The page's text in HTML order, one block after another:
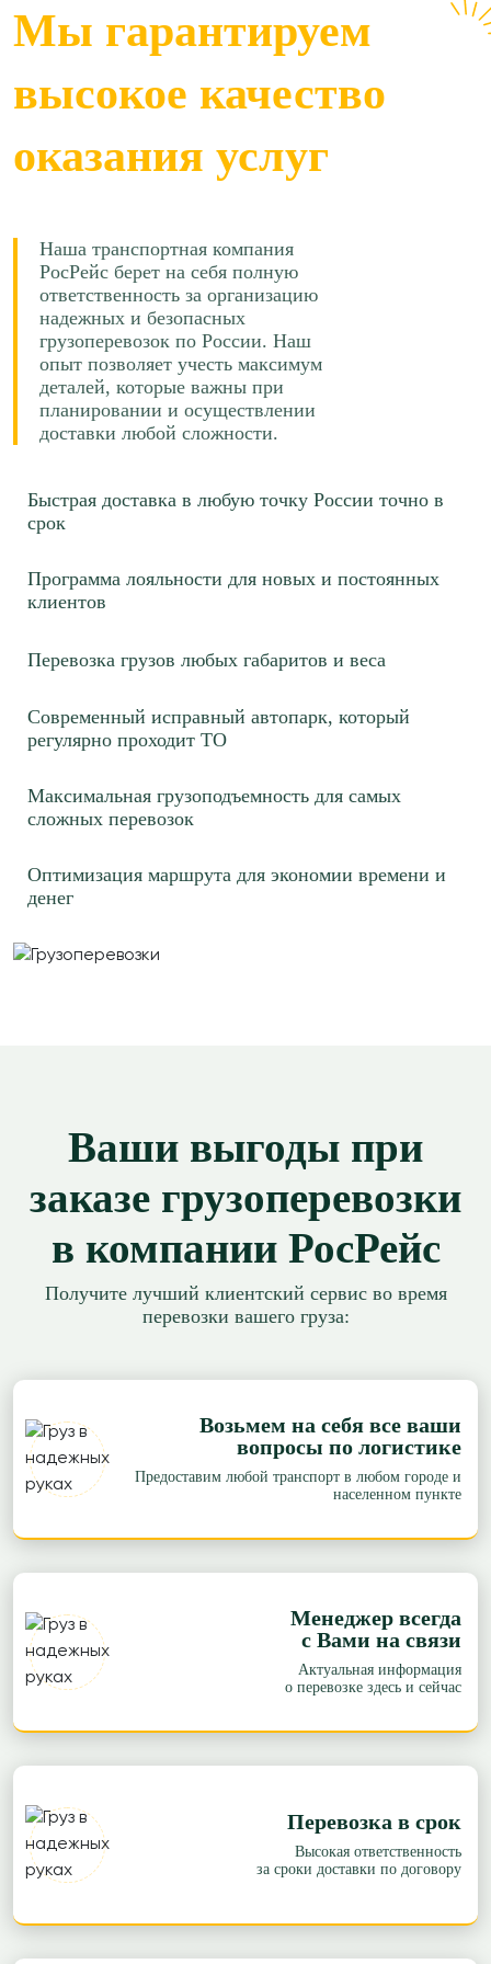
66 р/км.
Рассчитать
Ростов-на-Дону → Челябинск
81 р/км.
Рассчитать
Ростов-на-Дону → Барнаул
≈345500р.
87 р/км.
Ростов-на-Дону → Нижний Новгород
≈77943р.
61 р/км.
Ростов-на-Дону → Самара
≈80635р.
Ростов-на-Дону → Пермь
Рассчитать
Ростов-на-Дону → Ярославль
≈82287р.
Ростов-на-Дону → Владивосток
81 р/км.
Ростов-на-Дону → Казань
≈125126р.
83 р/км.
Ростов-на-Дону → Калининград
≈181678р.
90 р/км.
Рассчитать
Ростов-на-Дону → Новосибирск
Рассчитать
Ростов-на-Дону → Санкт-Петербург
Рассчитать
Ростов-на-Дону → Челябинск
Ростов-на-Дону → Барнаул
≈468892р.
118 р/км.
Ростов-на-Дону → Нижний Новгород
≈105780р.
Ростов-на-Дону → Самара
≈109434р.
83 р/км.
Ростов-на-Дону → Екатеринбург
Мы гарантируем
высокое качество
оказания услуг
Наша транспортная компания
РосРейс берет на себя полную
ответственность за организацию
надежных и безопасных
грузоперевозок по России. Наш
опыт позволяет учесть максимум
деталей, которые важны при
планировании и осуществлении
доставки любой сложности.
Быстрая доставка в любую точку России точно в
срок
Программа лояльности для новых и постоянных
клиентов
Перевозка грузов любых габаритов и веса
Современный исправный автопарк, который
регулярно проходит ТО
Максимальная грузоподъемность для самых
сложных перевозок
Оптимизация маршрута для экономии времени и
денег
Ваши выгоды при
заказе грузоперевозки
в компании РосРейс
Получите лучший клиентский сервис во время
перевозки вашего груза:
Возьмем на себя все ваши
вопросы по логистике
Предоставим любой транспорт в любом городе и
населенном пункте
Менеджер всегда
с Вами на связи
Актуальная информация
о перевозке здесь и сейчас
Перевозка в срок
Высокая ответственность
за сроки доставки по договору